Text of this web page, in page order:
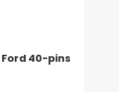
40-pins